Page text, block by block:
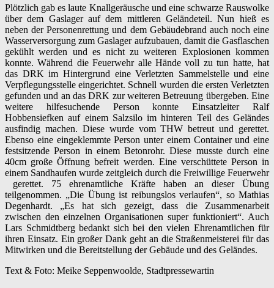
Plötzlich gab es laute Knallgeräusche und eine schwarze Rauswolke
über dem Gaslager auf dem mittleren Geländeteil. Nun hieß es
neben der Personenrettung und dem Gebäudebrand auch noch eine
Wasserversorgung zum Gaslager aufzubauen, damit die Gasflaschen
gekühlt werden und es nicht zu weiteren Explosionen kommen
konnte. Während die Feuerwehr alle Hände voll zu tun hatte, hat
das DRK im Hintergrund eine Verletzten Sammelstelle und eine
Verpflegungsstelle eingerichtet. Schnell wurden die ersten Verletzten
gefunden und an das DRK zur weiteren Betreuung übergeben. Eine
weitere hilfesuchende Person konnte Einsatzleiter Ralf
Hobbensiefken auf einem Salzsilo im hinteren Teil des Geländes
ausfindig machen. Diese wurde vom THW betreut und gerettet.
Ebenso eine eingeklemmte Person unter einem Container und eine
festsitzende Person in einem Betonrohr. Diese musste durch eine
40cm große Öffnung befreit werden. Eine verschüttete Person in
einem Sandhaufen wurde zeitgleich durch die Freiwillige Feuerwehr
gerettet. 75 ehrenamtliche Kräfte haben an dieser Übung
teilgenommen. „Die Übung ist reibungslos verlaufen“, so Mathias
Degenhardt. „Es hat sich gezeigt, dass die Zusammenarbeit
zwischen den einzelnen Organisationen super funktioniert“. Auch
Lars Schmidtberg bedankt sich bei den vielen Ehrenamtlichen für
ihren Einsatz. Ein großer Dank geht an die Straßenmeisterei für das
Mitwirken und die Bereitstellung der Gebäude und des Geländes.
Text & Foto: Meike Seppenwoolde, Stadtpressewartin